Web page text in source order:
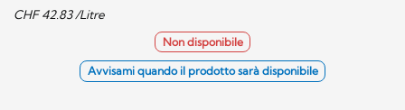
CHF42.83/Litre
Non disponibile
Avvisami quando il prodotto sarà disponibile